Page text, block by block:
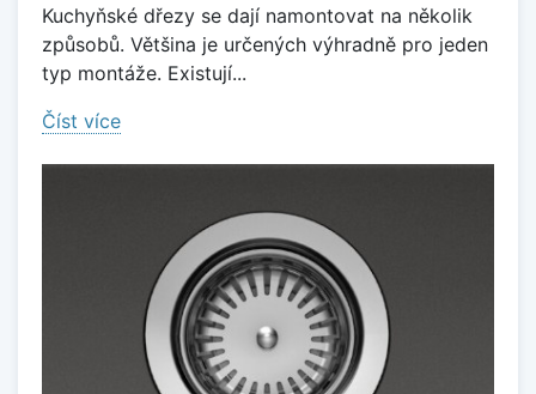
Kuchyňské dřezy se dají namontovat na několik
způsobů. Většina je určených výhradně pro jeden
typ montáže. Existují...
Číst více